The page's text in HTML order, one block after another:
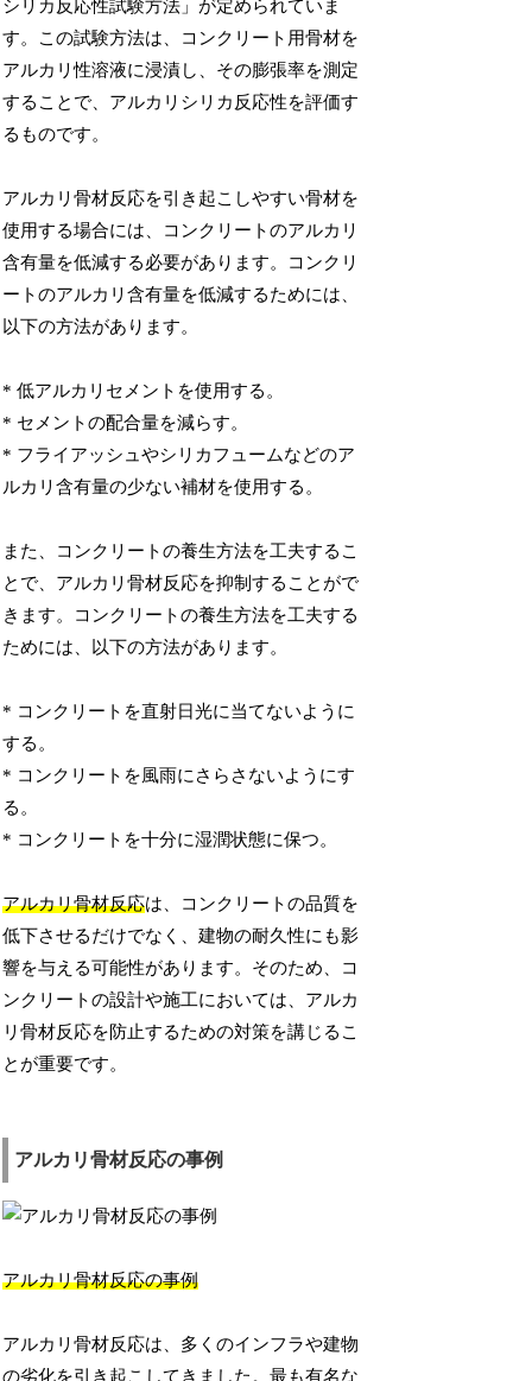
シリカ反応性試験方法」が定められていま
す。この試験方法は、コンクリート用骨材を
アルカリ性溶液に浸漬し、その膨張率を測定
することで、アルカリシリカ反応性を評価す
るものです。
アルカリ骨材反応を引き起こしやすい骨材を
使用する場合には、コンクリートのアルカリ
含有量を低減する必要があります。コンクリ
ートのアルカリ含有量を低減するためには、
以下の方法があります。
* 低アルカリセメントを使用する。
* セメントの配合量を減らす。
* フライアッシュやシリカフュームなどのア
ルカリ含有量の少ない補材を使用する。
また、コンクリートの養生方法を工夫するこ
とで、アルカリ骨材反応を抑制することがで
きます。コンクリートの養生方法を工夫する
ためには、以下の方法があります。
* コンクリートを直射日光に当てないように
する。
* コンクリートを風雨にさらさないようにす
る。
* コンクリートを十分に湿潤状態に保つ。
アルカリ骨材反応は、コンクリートの品質を
低下させるだけでなく、建物の耐久性にも影
響を与える可能性があります。そのため、コ
ンクリートの設計や施工においては、アルカ
リ骨材反応を防止するための対策を講じるこ
とが重要です。
アルカリ骨材反応の事例
アルカリ骨材反応の事例
アルカリ骨材反応は、多くのインフラや建物
の劣化を引き起こしてきました。最も有名な